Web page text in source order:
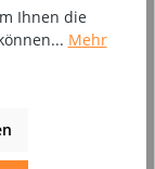
Ihnen die
Mehr